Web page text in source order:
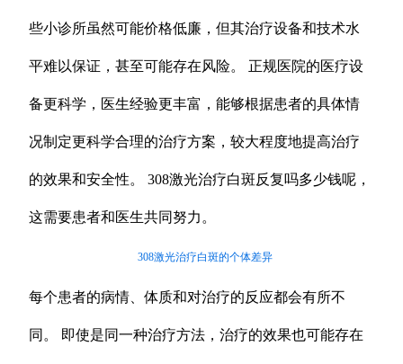
些小诊所虽然可能价格低廉，但其治疗设备和技术水
平难以保证，甚至可能存在风险。 正规医院的医疗设
备更科学，医生经验更丰富，能够根据患者的具体情
况制定更科学合理的治疗方案，较大程度地提高治疗
的效果和安全性。 308激光治疗白斑反复吗多少钱呢，
这需要患者和医生共同努力。
308激光治疗白斑的个体差异
每个患者的病情、体质和对治疗的反应都会有所不
同。 即使是同一种治疗方法，治疗的效果也可能存在